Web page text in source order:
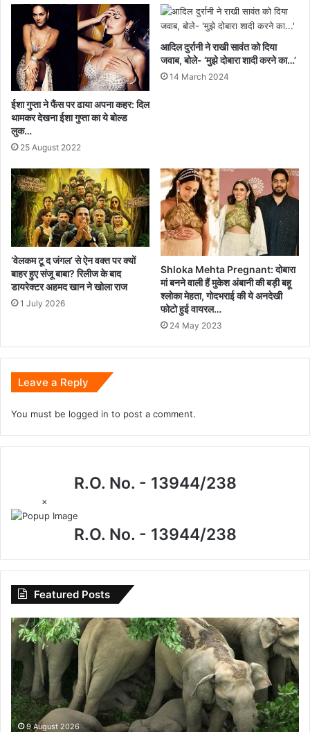
ईशा गुप्ता ने फैंस पर ढाया अपना कहर: दिल
थामकर देखना ईशा गुप्ता का ये बोल्ड
लुक…
25 August 2022
आदिल दुर्रानी ने राखी सावंत को दिया
जवाब, बोले- ‘मुझे दोबारा शादी करने का…’
14 March 2024
‘वेलकम टू द जंगल’ से ऐन वक्त पर क्यों
बाहर हुए संजू बाबा? रिलीज के बाद
डायरेक्टर अहमद खान ने खोला राज
1 July 2026
Shloka Mehta Pregnant: दोबारा
मां बनने वाली हैं मुकेश अंबानी की बड़ी बहू
श्लोका मेहता, गोदभराई की ये अनदेखी
फोटो हुई वायरल…
24 May 2023
Leave a Reply
You must be logged in to post a comment.
R.O. No. - 13944/238
×
R.O. No. - 13944/238
Featured Posts
विशेष
लेख
उदंती-
सीतानदी
में
शुरू
हुआ 9 August 2026